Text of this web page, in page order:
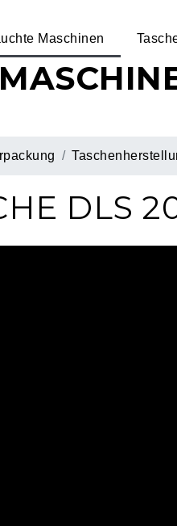
Maschinen
DLS